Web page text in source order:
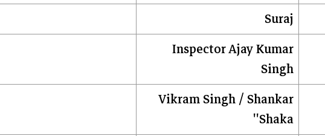
Suraj
Inspector Ajay Kumar
Singh
Vikram Singh / Shankar
'Shaka'